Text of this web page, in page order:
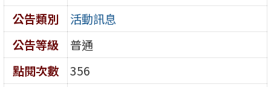
公告類別
活動訊息
公告等級
普通
點閱次數
356